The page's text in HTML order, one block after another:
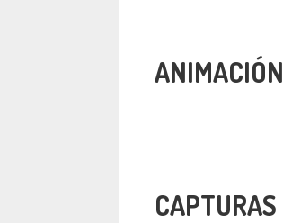
ANIMACIÓN
CAPTURAS